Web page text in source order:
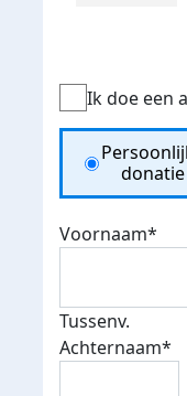
Ik doe een
Donation
donatie
Voornaam*
Tussenv.
Achternaam*